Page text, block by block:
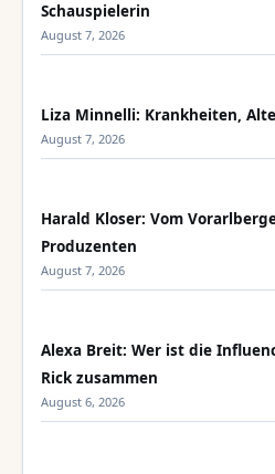
Schauspielerin
August 7, 2026
Liza Minnelli: Krankheiten,
August 7, 2026
Harald Kloser: Vom
Produzenten
August 7, 2026
Alexa Breit: Wer ist die
Rick zusammen
August 6, 2026